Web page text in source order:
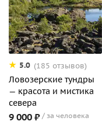
5.0 (185 отзывов)
Ловозерские тундры
— красота и мистика
севера
9 000 ₽ за человека